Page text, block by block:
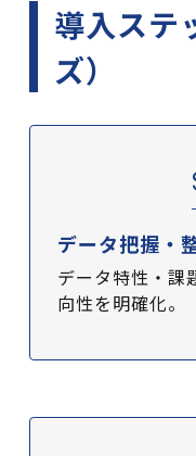
導入ステ
ズ）
データ把握・
データ特性・課
向性を明確化。